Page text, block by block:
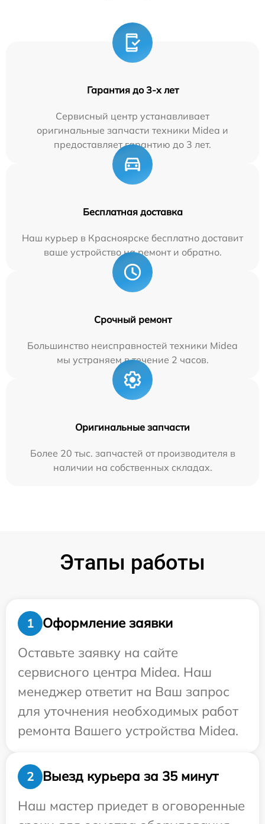
Гарантия до 3-х лет
Сервисный центр устанавливает
оригинальные запчасти техники Midea и
предоставляет гарантию до 3 лет.
Бесплатная доставка
Наш курьер в Красноярске бесплатно доставит
ваше устройство на ремонт и обратно.
Срочный ремонт
Большинство неисправностей техники Midea
мы устраняем в течение 2 часов.
Оригинальные запчасти
Более 20 тыс. запчастей от производителя в
наличии на собственных складах.
Этапы работы
1
Оформление заявки
Оставьте заявку на сайте
сервисного центра Midea. Наш
менеджер ответит на Ваш запрос
для уточнения необходимых работ
ремонта Вашего устройства Midea.
2
Выезд курьера за 35 минут
Наш мастер приедет в оговоренные